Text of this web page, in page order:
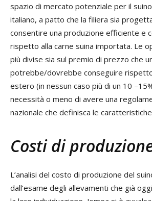
spazio di mercato potenziale per il
italiano, a patto che la filiera sia
consentire una produzione efficiente e
rispetto alla carne suina importata. Le
più divise sia sul premio di prezzo che
potrebbe/dovrebbe conseguire
estero (in nessun caso più di un 10
necessità o meno di avere una
nazionale che definisca le
Costi di
L’analisi del costo di produzione del
dall’esame degli allevamenti che già